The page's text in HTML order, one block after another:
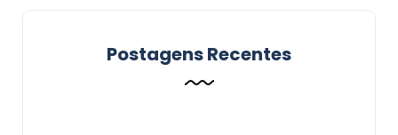
Postagens Recentes